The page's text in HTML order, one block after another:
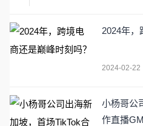
2024年，
2024-02-22
小杨哥公
作直播